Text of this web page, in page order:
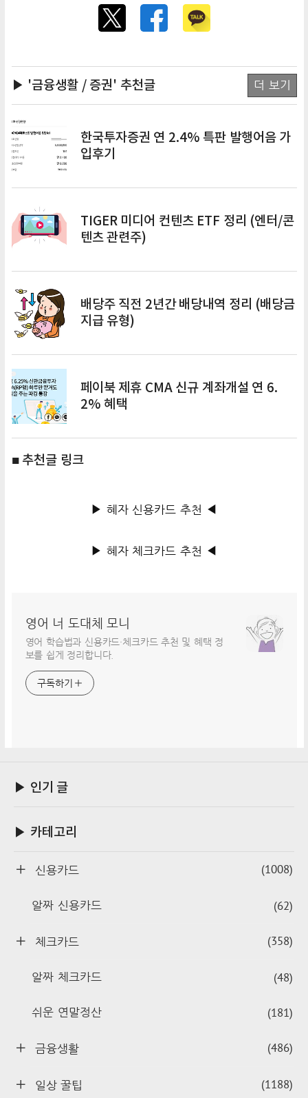
▶ '금융생활 / 증권' 추천글 더 보기
한국투자증권 연 2.4% 특판 발행어음 가
입후기
TIGER 미디어 컨텐츠 ETF 정리 (엔터/콘
텐츠 관련주)
배당주 직전 2년간 배당내역 정리 (배당금
지급 유형)
페이북 제휴 CMA 신규 계좌개설 연 6.
2% 혜택
■ 추천글 링크
▶ 혜자 신용카드 추천 ◀
▶ 혜자 체크카드 추천 ◀
영어 너 도대체 모니
영어 학습법과 신용카드·체크카드 추천 및 혜택 정
보를 쉽게 정리합니다.
구독하기
▶ 인기 글
▶ 카테고리
신용카드 (1008)
알짜 신용카드 (62)
체크카드 (358)
알짜 체크카드 (48)
쉬운 연말정산 (181)
금융생활 (486)
일상 꿀팁 (1188)